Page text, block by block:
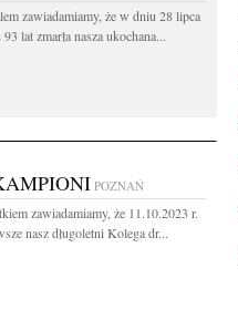
zawiadamiamy, że w dniu 28 lipca
lat zmarła nasza ukochana...
POZNAŃ
zawiadamiamy, że 11.10.2023 r.
nasz długoletni Kolega dr...